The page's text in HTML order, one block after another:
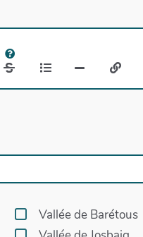
Vallée de Barétous